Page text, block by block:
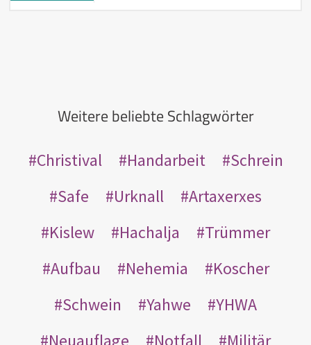
Weitere beliebte Schlagwörter
Christival Handarbeit
Schrein
Safe
Urknall
Artaxerxes
Kislew
Hachalja
Trümmer
Aufbau
Nehemia
Koscher
Schwein
Yahwe
YHWA